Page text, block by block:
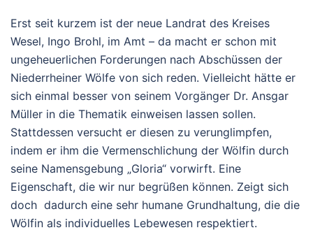
Erst seit kurzem ist der neue Landrat des Kreises
Wesel, Ingo Brohl, im Amt – da macht er schon mit
ungeheuerlichen Forderungen nach Abschüssen der
Niederrheiner Wölfe von sich reden. Vielleicht hätte er
sich einmal besser von seinem Vorgänger Dr. Ansgar
Müller in die Thematik einweisen lassen sollen.
Stattdessen versucht er diesen zu verunglimpfen,
indem er ihm die Vermenschlichung der Wölfin durch
seine Namensgebung „Gloria“ vorwirft. Eine
Eigenschaft, die wir nur begrüßen können. Zeigt sich
doch dadurch eine sehr humane Grundhaltung, die die
Wölfin als individuelles Lebewesen respektiert.